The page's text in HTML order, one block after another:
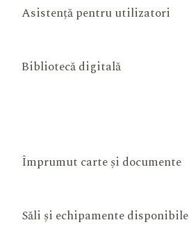
Asistență pentru utilizatori
Bibliotecă digitală
Împrumut carte și documente
Săli și echipamente disponibile